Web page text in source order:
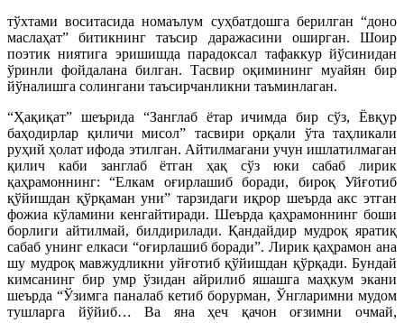
тўхтами воситасида номаълум суҳбатдошга берилган “доно
маслаҳат” битикнинг таъсир даражасини оширган. Шоир
поэтик ниятига эришишда парадоксал тафаккур йўсинидан
ўринли фойдалана билган. Тасвир оқимининг муайян бир
йўналишга солингани таъсирчанликни таъминлаган.
“Ҳақиқат” шеърида “Занглаб ётар ичимда бир сўз, Ёвқур
баҳодирлар қиличи мисол” тасвири орқали ўта таҳликали
руҳий ҳолат ифода этилган. Айтилмагани учун ишлатилмаган
қилич каби занглаб ётган ҳақ сўз юки сабаб лирик
қаҳрамоннинг: “Елкам оғирлашиб боради, бироқ Уйғотиб
қўйишдан қўрқаман уни” тарзидаги иқрор шеърда акс этган
фожиа кўламини кенгайтиради. Шеърда қаҳрамоннинг боши
борлиги айтилмай, билдирилади. Қандайдир мудроқ яратиқ
сабаб унинг елкаси “оғирлашиб боради”. Лирик қаҳрамон ана
шу мудроқ мавжудликни уйғотиб қўйишдан қўрқади. Бундай
кимсанинг бир умр ўзидан айрилиб яшашга маҳкум экани
шеърда “Ўзимга паналаб кетиб борурман, Ўнгларимни мудом
тушларга йўйиб… Ва яна ҳеч қачон оғзимни очмай,